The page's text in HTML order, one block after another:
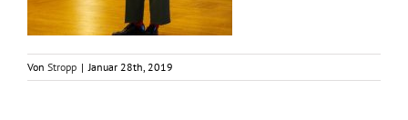
Von Stropp | Januar 28th, 2019